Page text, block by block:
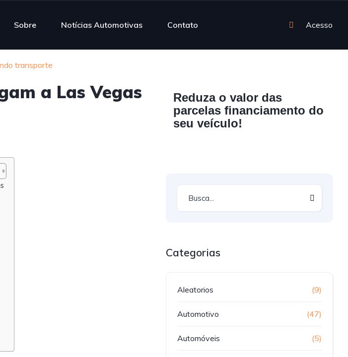
Sobre Notícias Automotivas Contato Acesso
transporte
a Las Vegas
Reduza o valor das
parcelas financiamento do
seu veículo!
Categorias
Aleatorios (9)
Automotivo (47)
Automóveis (5)